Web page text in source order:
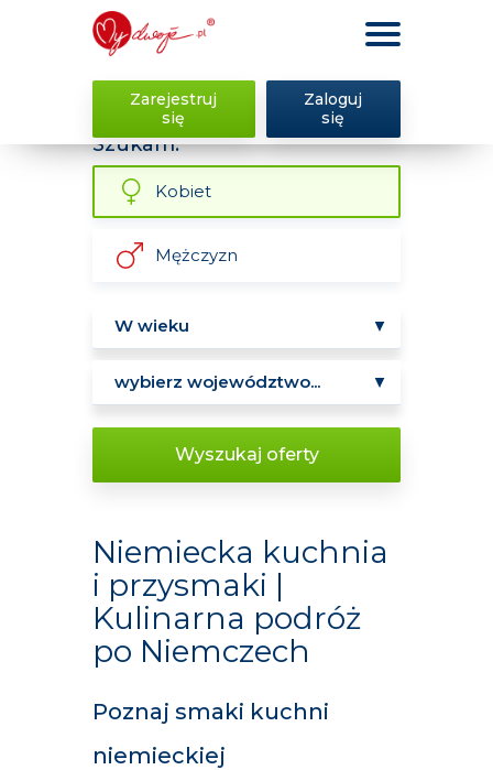
Zarejestruj
się
Zaloguj
się
Szukam:
Kobiet
Mężczyzn
Wyszukaj oferty
Niemiecka kuchnia
i przysmaki |
Kulinarna podróż
po Niemczech
Poznaj smaki kuchni
niemieckiej